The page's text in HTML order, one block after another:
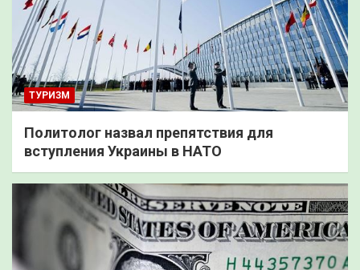
ТУРИЗМ
Политолог назвал препятствия для
вступления Украины в НАТО